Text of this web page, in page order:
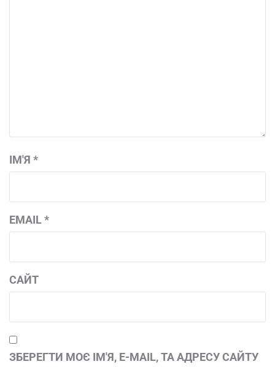
ІМ'Я *
EMAIL*
САЙТ
ЗБЕРЕГТИ МОЄ ІМ'Я, E-MAIL, ТА АДРЕСУ САЙТУ